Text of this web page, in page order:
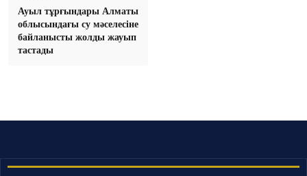
Ауыл тұрғындары Алматы
облысындағы су мәселесіне
байланысты жолды жауып
тастады